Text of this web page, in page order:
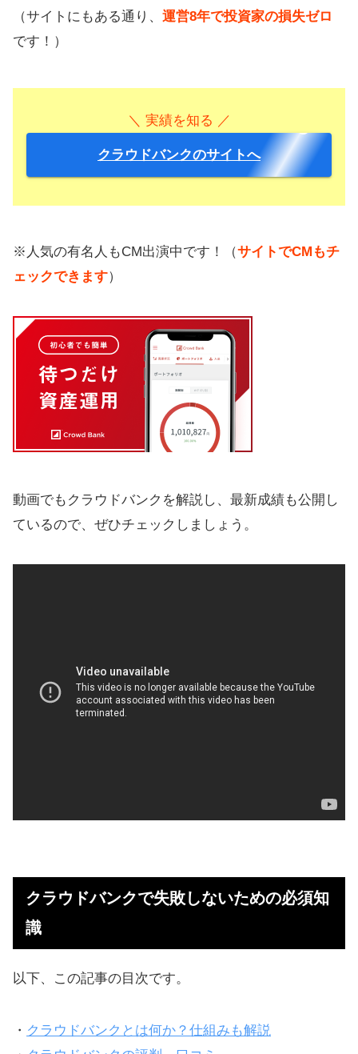
（サイトにもある通り、 運営8年で投資家の損失ゼロ
です！）
＼ 実績を知る ／
クラウドバンクのサイトへ
※人気の有名人もCM出演中です！（サイトでCMもチ
ェックできます）
動画でもクラウドバンクを解説し、最新成績も公開し
ているので、ぜひチェックしましょう。
クラウドバンクで失敗しないための必須知
識
以下、この記事の目次です。
・ クラウドバンクとは何か？仕組みも解説